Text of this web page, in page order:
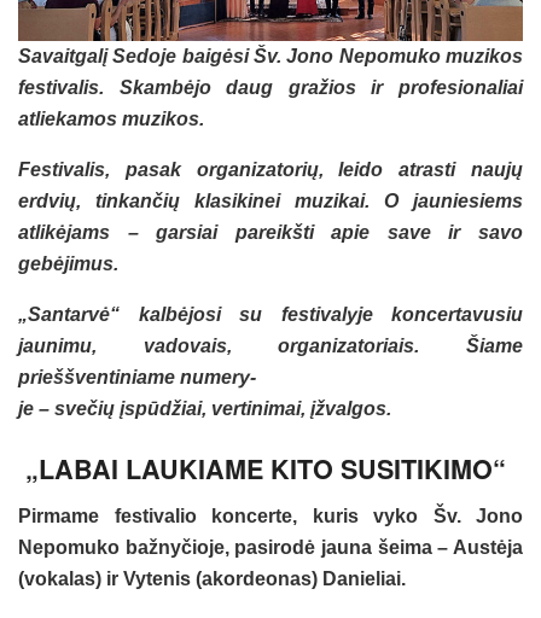
Savaitgalį Sedoje baigėsi Šv. Jono Nepomuko muzikos
festivalis. Skambėjo daug gražios ir profesionaliai
atliekamos muzikos.
Festivalis, pasak organizatorių, leido atrasti naujų
erdvių, tinkančių klasikinei muzikai. O jauniesiems
atlikėjams – garsiai pareikšti apie save ir savo
gebėjimus.
„Santarvė“ kalbėjosi su festivalyje koncertavusiu
jaunimu, vadovais, organizatoriais. Šiame
prieššventiniame numery-
je – svečių įspūdžiai, vertinimai, įžvalgos.
„LABAI LAUKIAME KITO SUSITIKIMO“
Pirmame festivalio koncerte, kuris vyko Šv. Jono
Nepomuko bažnyčioje, pasirodė jauna šeima – Austėja
(vokalas) ir Vytenis (akordeonas) Danieliai.